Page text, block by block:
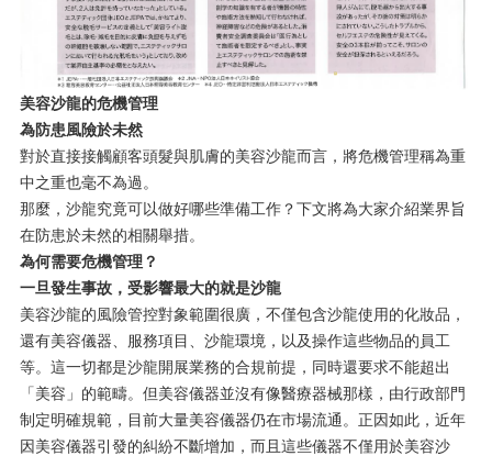
美容沙龍的危機管理
為防患風險於未然
對於直接接觸顧客頭髮與肌膚的美容沙龍而言，將危機管理稱為重
中之重也毫不為過。
那麼，沙龍究竟可以做好哪些準備工作？下文將為大家介紹業界旨
在防患於未然的相關舉措。
為何需要危機管理？
一旦發生事故，受影響最大的就是沙龍
美容沙龍的風險管控對象範圍很廣，不僅包含沙龍使用的化妝品，
還有美容儀器、服務項目、沙龍環境，以及操作這些物品的員工
等。這一切都是沙龍開展業務的合規前提，同時還要求不能超出
「美容」的範疇。但美容儀器並沒有像醫療器械那樣，由行政部門
制定明確規範，目前大量美容儀器仍在市場流通。正因如此，近年
因美容儀器引發的糾紛不斷增加，而且這些儀器不僅用於美容沙